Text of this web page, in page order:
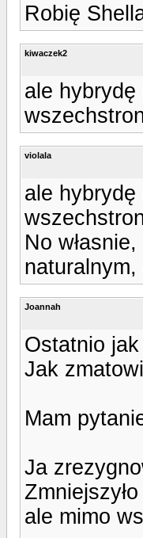
Robię
kiwaczek2
ale hybrydę
violala
ale hybrydę
No
Joannah
Ostatnio
Jak
Mam
Ja
ale mimo